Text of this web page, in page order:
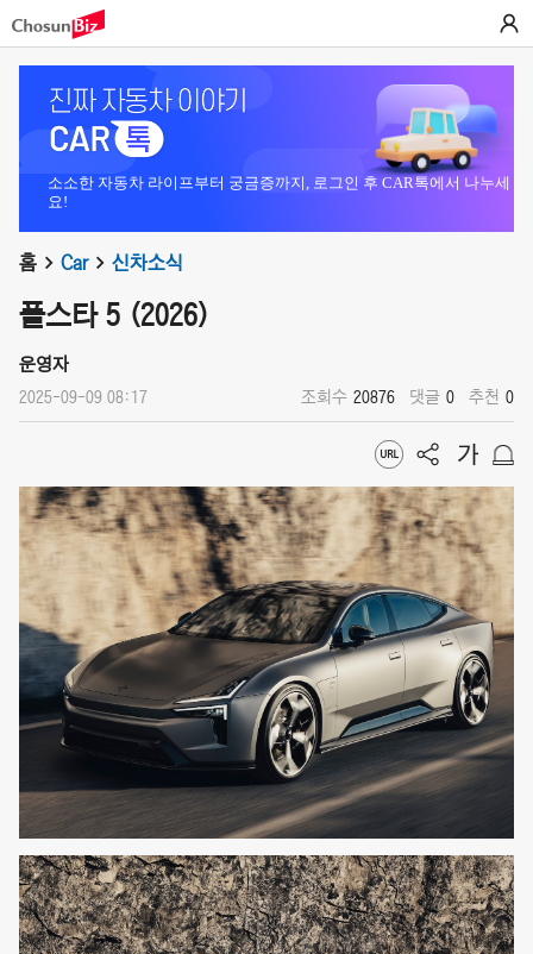
소소한 자동차 라이프부터 궁금증까지, 로그인 후 CAR톡에서 나누세
요!
홈 Car 신차소식
폴스타 5 (2026)
운영자
2025-09-09 08:17 조회수 20876 댓글 0 추천 0